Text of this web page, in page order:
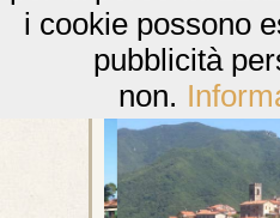
i cookie possono
pubblicità
non.